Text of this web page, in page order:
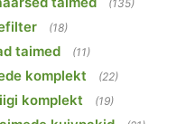
(135)
(18)
taimed (11)
komplekt (22)
komplekt (19)